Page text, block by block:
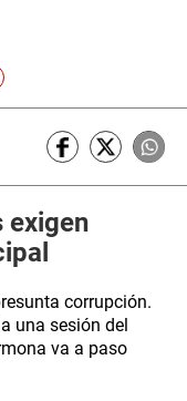
exigen
corrupción.
una sesión del
va a paso